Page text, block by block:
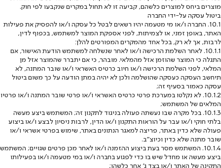
מוצרים ביחס למוצרים כלשהם, קביעה זו לא תחול במקרים שנקבעו לפי חוק.
ביטול עסקה על-ידי החברה
10.1. החברה ו/או מי מטעמה יהיו רשאים לבטל כל עסקה ו/או להפסיק את פעילות
האתר, באופן זמני, או לצמיתות, לפני אספקת המוצר למשתמש, בכפוף לדין,
לרבות, אך לא רק, בכל אחד מהמקרים המפורטים להלן:
10.1.1. לאחר השלמת הרכישה ו/או לאחר שנשלחה למשתמש הודעת האישור, אם
התגלה כי המוצר שהוזמן אזל מהמלאי. מובהר, כי אם יתברר שהמוצר אזל מן
המלאי, לפני השלמת הרכישה ו/או חיוב כרטיס האשראי ו/או שובר המתנה, לא
תיחשב העסקה כעסקה שהושלמה ולכן לא יהיה במתן הודעה על כך משום ביטול
עסקה כאמור בסעיף זה;
10.1.2. לא נקלטו במערכת פרטי כרטיס האשראי ו/או פרטי שובר המתנה ו/או פרטיו
המלאים של המשתמש;
10.1.3. בכל מקרה שבו נעשתה פעולה בניגוד לתקנון זה; המשתמש ביצע מעשה
בלתי חוקי ו/או עבר על הוראות התקנון ו/או הדין, לרבות ניסיון לבצע ו/או ביצוע
פעולה שלא כדין באתר, פריצה למאגר הנתונים באתר, שימוש בפרטי אשראי ו/או
שובר מתנה שלא כדין וכיוצ"ב.
10.1.4. המשתמש מסר בעת ביצוע ההזמנה ו/או לאחר מכן פרטים שגויים; המשתמש
ביצע מעשה או מחדל שיש בו כדי לפגוע בחברה ו/או במי מטעמה ו/או בפעילותו
התקינה של האתר ו/או בצד ג' אחר כלשהו;